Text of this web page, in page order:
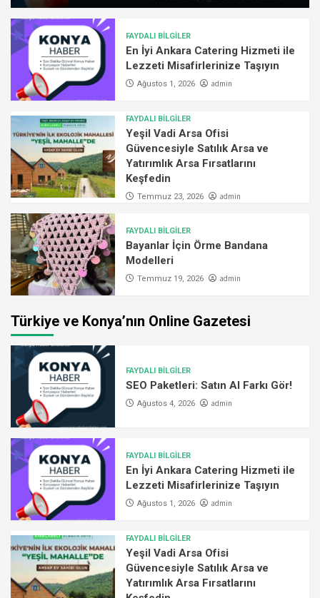
FAYDALI BİLGİLER
En İyi Ankara Catering Hizmeti ile
Lezzeti Misafirlerinize Taşıyın
Ağustos 1, 2026 admin
FAYDALI BİLGİLER
Yeşil Vadi Arsa Ofisi
Güvencesiyle Satılık Arsa ve
Yatırımlık Arsa Fırsatlarını
Keşfedin
Temmuz 23, 2026 admin
FAYDALI BİLGİLER
Bayanlar İçin Örme Bandana
Modelleri
Temmuz 19, 2026 admin
Türkiye ve Konya’nın Online Gazetesi
FAYDALI BİLGİLER
SEO Paketleri: Satın Al Farkı Gör!
Ağustos 4, 2026 admin
FAYDALI BİLGİLER
En İyi Ankara Catering Hizmeti ile
Lezzeti Misafirlerinize Taşıyın
Ağustos 1, 2026 admin
FAYDALI BİLGİLER
Yeşil Vadi Arsa Ofisi
Güvencesiyle Satılık Arsa ve
Yatırımlık Arsa Fırsatlarını